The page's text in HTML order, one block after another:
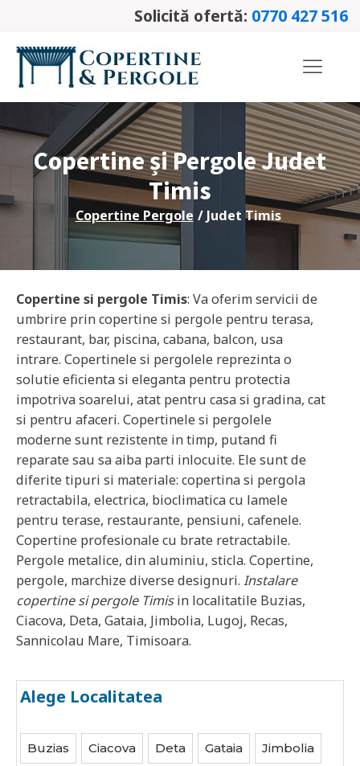
Solicită ofertă: 0770 427 516
Copertine și Pergole Judet
Timis
Copertine Pergole / JudetTimis
Copertine si pergole Timis: Va oferim servicii de
umbrire prin copertine si pergole pentru terasa,
restaurant, bar, piscina, cabana, balcon, usa
intrare. Copertinele si pergolele reprezinta o
solutie eficienta si eleganta pentru protectia
impotriva soarelui, atat pentru casa si gradina, cat
si pentru afaceri. Copertinele si pergolele
moderne sunt rezistente in timp, putand fi
reparate sau sa aiba parti inlocuite. Ele sunt de
diferite tipuri si materiale: copertina si pergola
retractabila, electrica, bioclimatica cu lamele
pentru terase, restaurante, pensiuni, cafenele.
Copertine profesionale cu brate retractabile.
Pergole metalice, din aluminiu, sticla. Copertine,
pergole, marchize diverse designuri. Instalare
copertine si pergole Timisin localitatile Buzias,
Ciacova, Deta, Gataia, Jimbolia, Lugoj, Recas,
Sannicolau Mare, Timisoara.
Alege Localitatea
Buzias Ciacova Deta Gataia Jimbolia